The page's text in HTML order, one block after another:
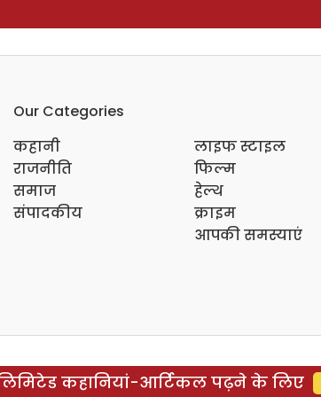
Our Categories
कहानी
राजनीति
समाज
संपादकीय
लाइफ स्टाइल
फिल्म
हेल्थ
क्राइम
आपकी समस्याएं
कहानियां-आर्टिकल पढ़ने के लिए